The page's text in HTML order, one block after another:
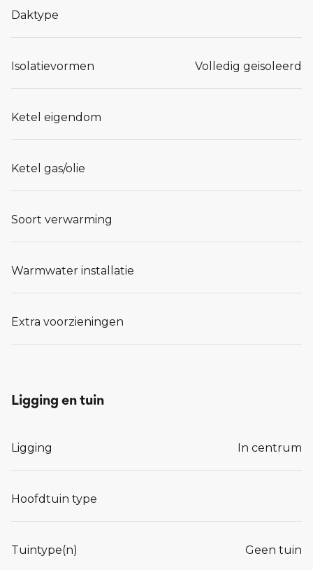
Daktype
Isolatievormen Volledig geisoleerd
Ketel eigendom
Ketel gas/olie
Soort verwarming
Warmwater installatie
Extra voorzieningen
Ligging en tuin
Ligging In centrum
Hoofdtuin type
Tuintype(n) Geen tuin